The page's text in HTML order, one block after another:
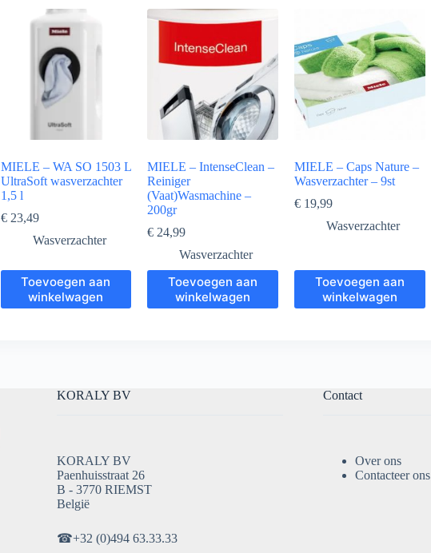
MIELE – WA SO 1503 L
UltraSoft wasverzachter
1,5 l
€23,49
Wasverzachter
Toevoegen aan
winkelwagen
MIELE – IntenseClean –
Reiniger
(Vaat)Wasmachine –
200gr
€ 24,99
Wasverzachter
Toevoegen aan
winkelwagen
MIELE – Caps Nature –
Wasverzachter – 9st
€19,99
Wasverzachter
Toevoegen aan
winkelwagen
KORALY BV
KORALY BV
Paenhuisstraat 26
B - 3770 RIEMST
België
☎+32 (0)494 63.33.33
Contact
Over ons
Contacteer ons